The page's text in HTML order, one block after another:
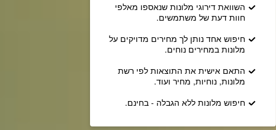
השוואת דירוגי מלונות שנאספו מאלפי
חוות דעת של משתמשים.
חיפוש אחד נותן לך מחירים מדויקים על
מלונות במחירים נוחים.
התאם אישית את התוצאות לפי רשת
מלונות, נוחיות, מחיר ועוד.
חיפוש מלונות ללא הגבלה - בחינם.